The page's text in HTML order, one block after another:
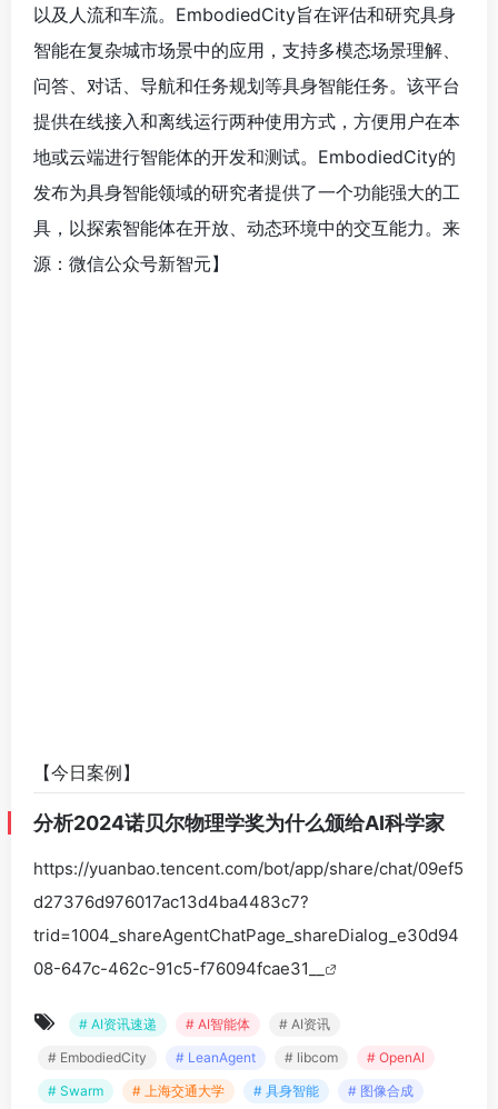
以及人流和车流。EmbodiedCity旨在评估和研究具身
智能在复杂城市场景中的应用，支持多模态场景理解、
问答、对话、导航和任务规划等具身智能任务。该平台
提供在线接入和离线运行两种使用方式，方便用户在本
地或云端进行智能体的开发和测试。EmbodiedCity的
发布为具身智能领域的研究者提供了一个功能强大的工
具，以探索智能体在开放、动态环境中的交互能力。来
源：微信公众号新智元】
【今日案例】
分析2024诺贝尔物理学奖为什么颁给AI科学家
https://yuanbao.tencent.com/bot/app/share/chat/09ef5
d27376d976017ac13d4ba4483c7?
trid=1004_shareAgentChatPage_shareDialog_e30d94
08-647c-462c-91c5-f76094fcae31__
# AI资讯速递 # AI智能体
# AI资讯
# EmbodiedCity
# LeanAgent # libcom
# OpenAI
# Swarm
# 上海交通大学 # 具身智能
# 图像合成